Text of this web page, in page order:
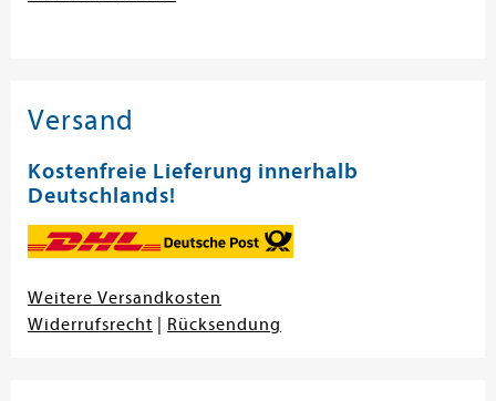
Versand
Kostenfreie Lieferung innerhalb
Deutschlands!
Weitere Versandkosten
Widerrufsrecht
Rücksendung